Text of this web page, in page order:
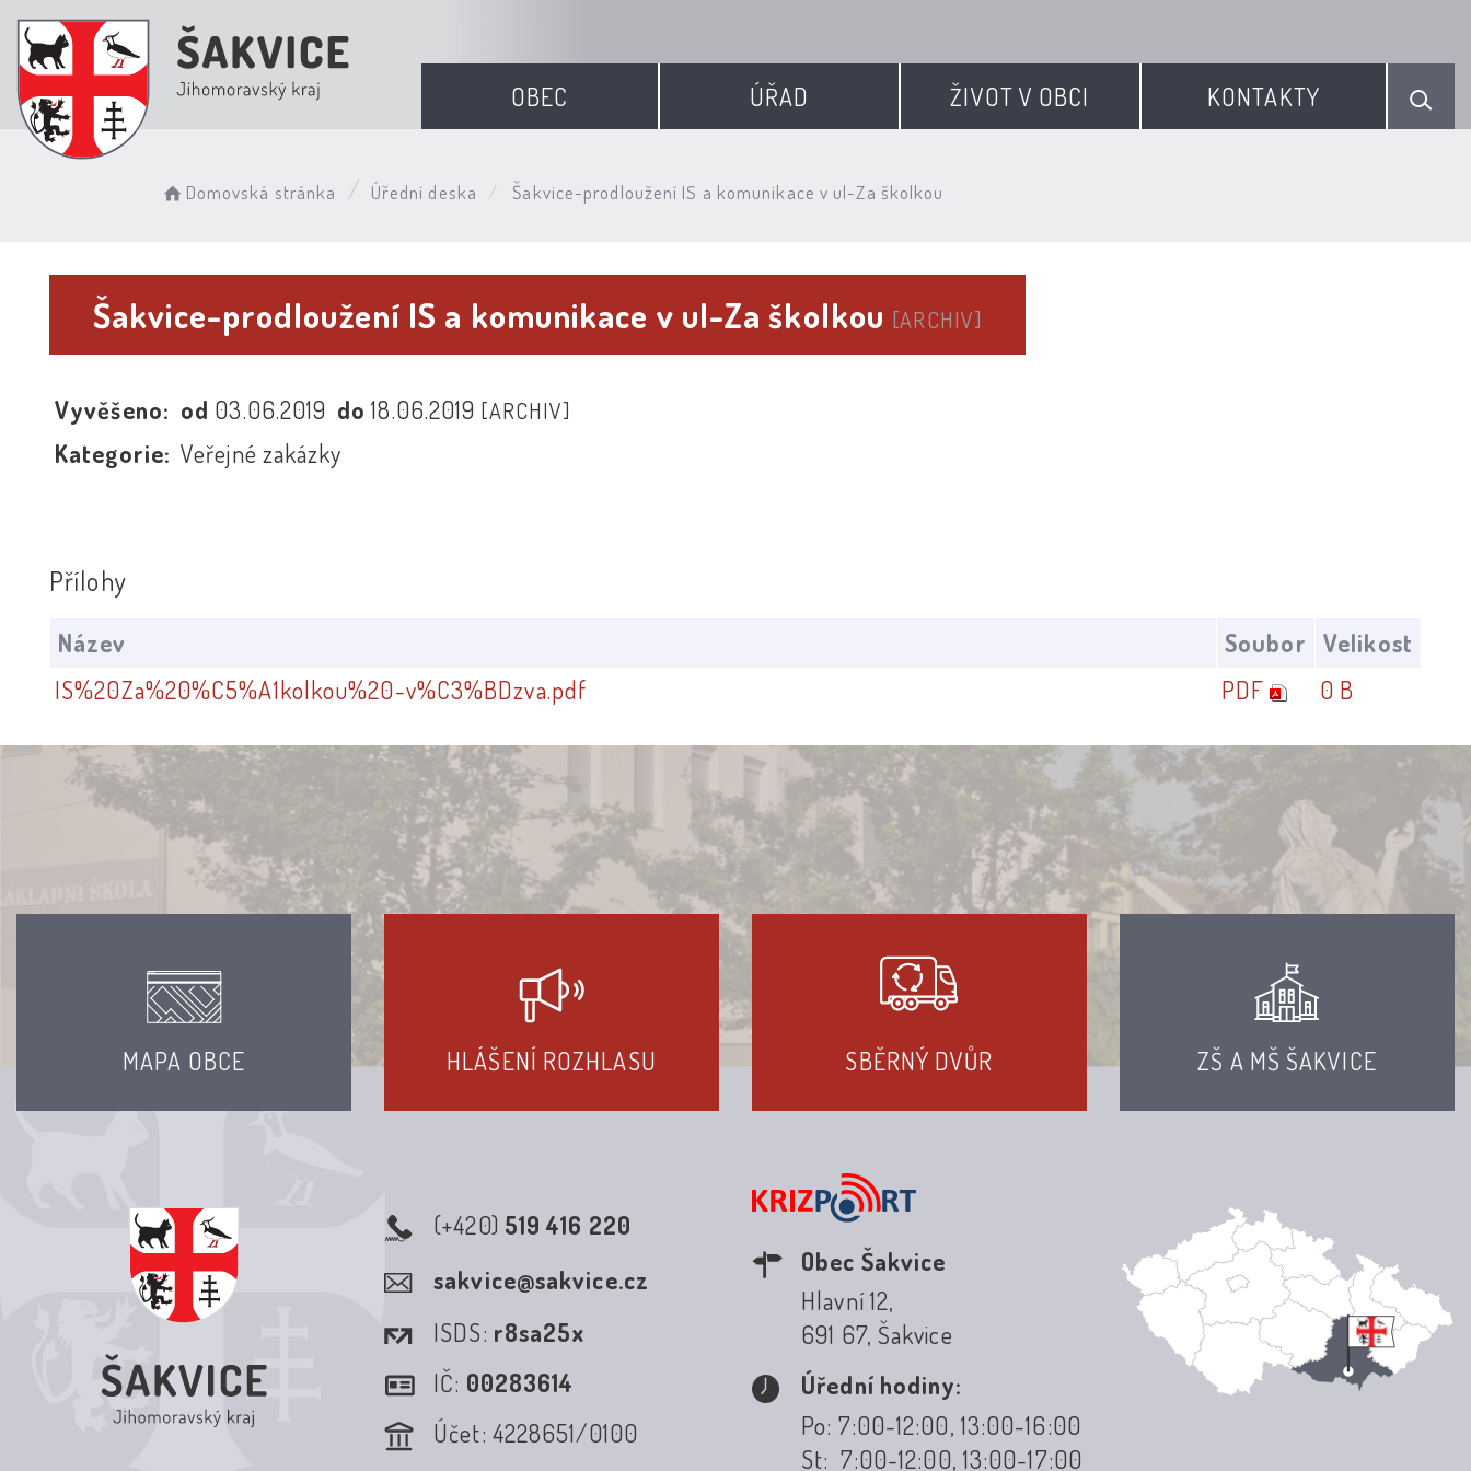
OBEC ÚŘAD ŽIVOT V OBCI KONTAKTY
Domovská stránka Úřední deska Šakvice-prodloužení IS a komunikace v ul-Za školkou
Šakvice-prodloužení IS a komunikace v ul-Za školkou [ARCHIV]
Vyvěšeno: od 03.06.2019 do18.06.2019 [ARCHIV]
Kategorie: Veřejné zakázky
Přílohy
Název Soubor
Velikost
IS%20Za%20%C5%A1kolkou%20-v%C3%BDzva.pdf
PDF 0 B
MAPA OBCE HLÁŠENÍ ROZHLASU SBĚRNÝ DVŮR ZŠ A MŠ ŠAKVICE
(+420) 519 416 220
sakvice@sakvice.cz
ISDS: r8sa25x
IČ: 00283614
Účet: 4228651/0100
Obec Šakvice
Hlavní 12,
691 67, Šakvice
Úřední hodiny:
Po: 7:00-12:00, 13:00-16:00
St: 7:00-12:00, 13:00-17:00